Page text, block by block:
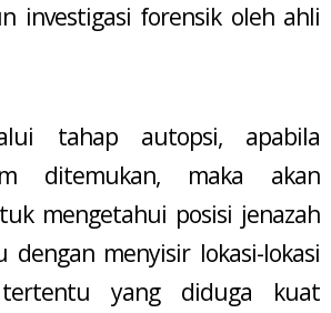
investigasi forensik oleh ahli
tahap autopsi, apabila
ditemukan, maka akan
mengetahui posisi jenazah
menyisir lokasi-lokasi
yang diduga kuat